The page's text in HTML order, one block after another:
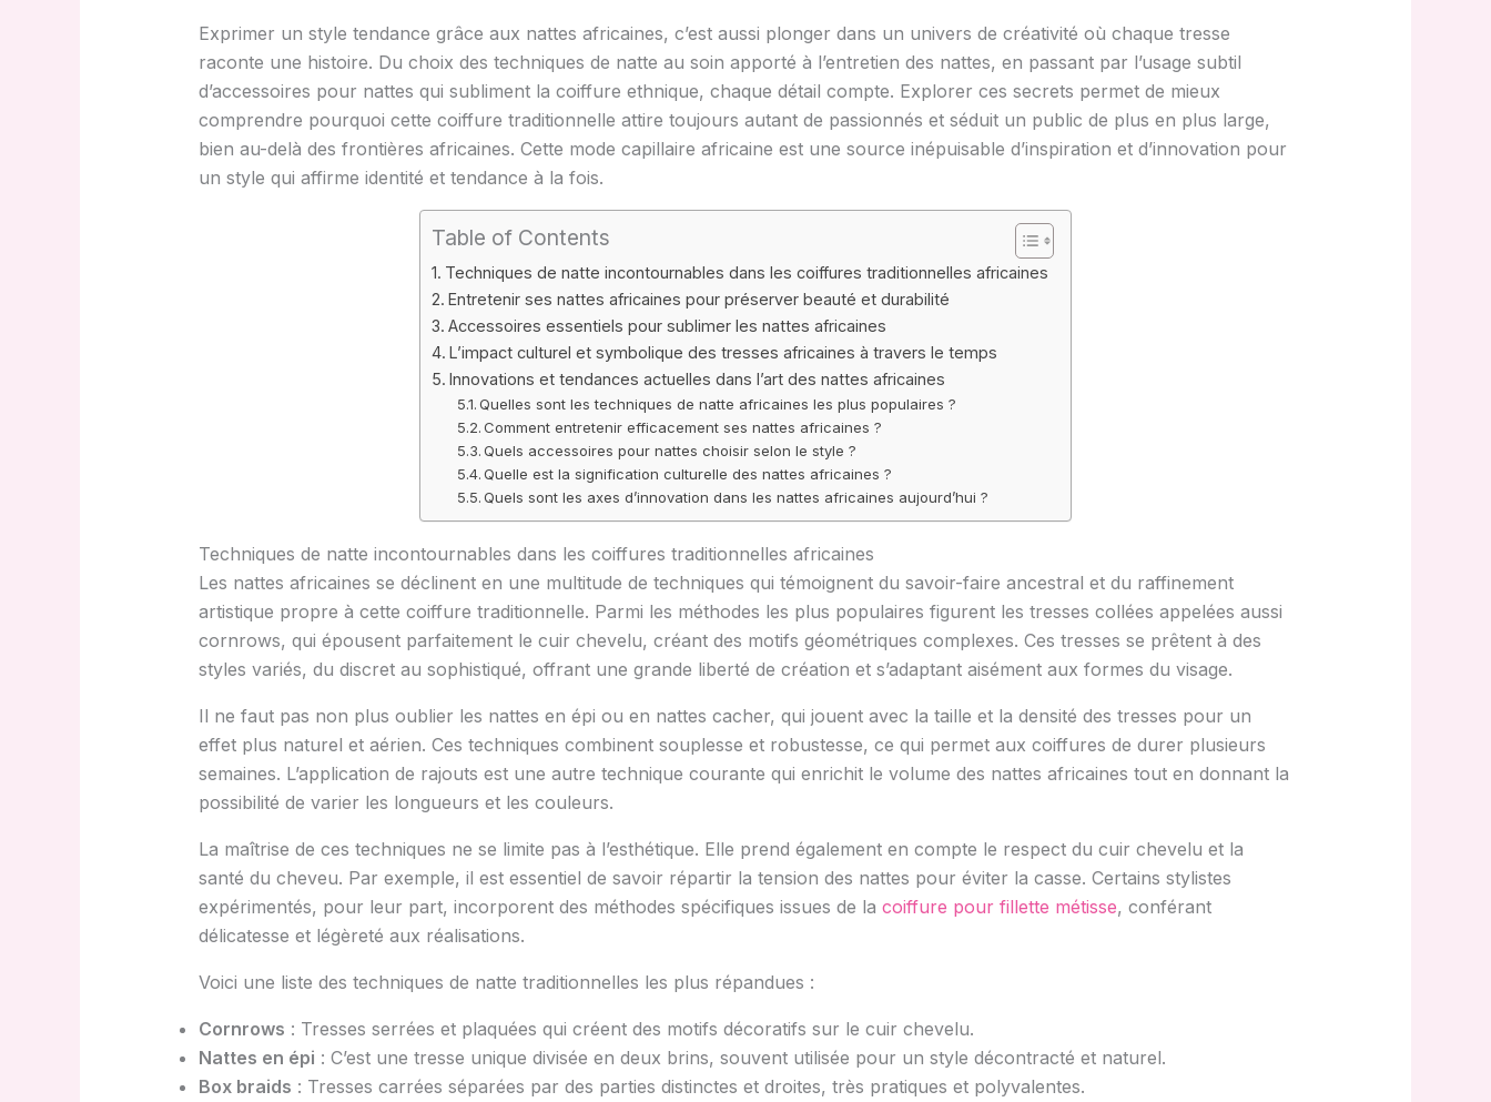
Exprimer un style tendance grâce aux nattes africaines, c’est aussi plonger dans un univers de créativité où chaque tresse
raconte une histoire. Du choix des techniques de natte au soin apporté à l’entretien des nattes, en passant par l’usage subtil
d’accessoires pour nattes qui subliment la coiffure ethnique, chaque détail compte. Explorer ces secrets permet de mieux
comprendre pourquoi cette coiffure traditionnelle attire toujours autant de passionnés et séduit un public de plus en plus large,
bien au-delà des frontières africaines. Cette mode capillaire africaine est une source inépuisable d’inspiration et d’innovation pour
un style qui affirme identité et tendance à la fois.
Table of Contents
Techniques de natte incontournables dans les coiffures traditionnelles africaines
Entretenir ses nattes africaines pour préserver beauté et durabilité
Accessoires essentiels pour sublimer les nattes africaines
L’impact culturel et symbolique des tresses africaines à travers le temps
Innovations et tendances actuelles dans l’art des nattes africaines
Quelles sont les techniques de natte africaines les plus populaires ?
Comment entretenir efficacement ses nattes africaines ?
Quels accessoires pour nattes choisir selon le style ?
Quelle est la signification culturelle des nattes africaines ?
Quels sont les axes d’innovation dans les nattes africaines aujourd’hui ?
Techniques de natte incontournables dans les coiffures traditionnelles africaines
Les nattes africaines se déclinent en une multitude de techniques qui témoignent du savoir-faire ancestral et du raffinement
artistique propre à cette coiffure traditionnelle. Parmi les méthodes les plus populaires figurent les tresses collées appelées aussi
cornrows, qui épousent parfaitement le cuir chevelu, créant des motifs géométriques complexes. Ces tresses se prêtent à des
styles variés, du discret au sophistiqué, offrant une grande liberté de création et s’adaptant aisément aux formes du visage.
Il ne faut pas non plus oublier les nattes en épi ou en nattes cacher, qui jouent avec la taille et la densité des tresses pour un
effet plus naturel et aérien. Ces techniques combinent souplesse et robustesse, ce qui permet aux coiffures de durer plusieurs
semaines. L’application de rajouts est une autre technique courante qui enrichit le volume des nattes africaines tout en donnant la
possibilité de varier les longueurs et les couleurs.
La maîtrise de ces techniques ne se limite pas à l’esthétique. Elle prend également en compte le respect du cuir chevelu et la
santé du cheveu. Par exemple, il est essentiel de savoir répartir la tension des nattes pour éviter la casse. Certains stylistes
expérimentés, pour leur part, incorporent des méthodes spécifiques issues de la coiffure pour fillette métisse, conférant
délicatesse et légèreté aux réalisations.
Voici une liste des techniques de natte traditionnelles les plus répandues :
Cornrows : Tresses serrées et plaquées qui créent des motifs décoratifs sur le cuir chevelu.
Nattes en épi : C’est une tresse unique divisée en deux brins, souvent utilisée pour un style décontracté et naturel.
Box braids : Tresses carrées séparées par des parties distinctes et droites, très pratiques et polyvalentes.